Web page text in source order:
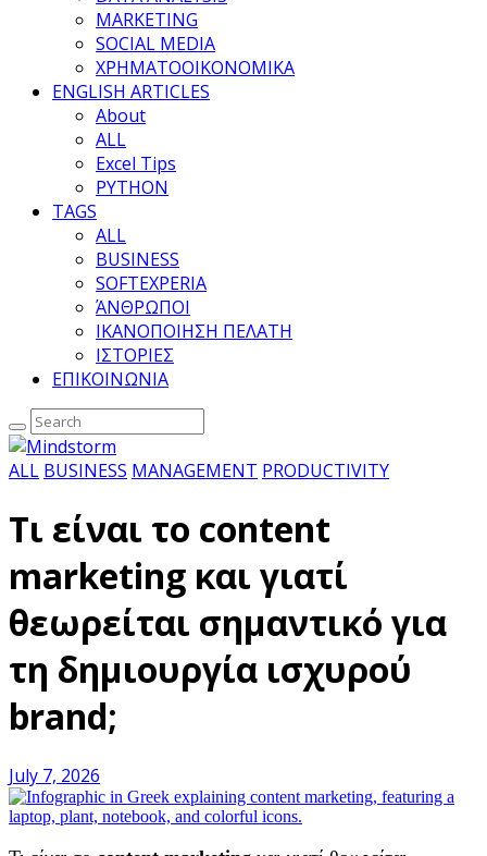
MARKETING
SOCIAL MEDIA
ΧΡΗΜΑΤΟΟΙΚΟΝΟΜΙΚΑ
ENGLISH ARTICLES
About
ALL
Excel Tips
PYTHON
TAGS
ALL
BUSINESS
SOFTEXPERIA
ΆΝΘΡΩΠΟΙ
ΙΚΑΝΟΠΟΙΗΣΗ ΠΕΛΑΤΗ
ΙΣΤΟΡΙΕΣ
ΕΠΙΚΟΙΝΩΝΙΑ
ALL BUSINESS MANAGEMENT PRODUCTIVITY
Τι είναι το content
marketing και γιατί
θεωρείται σημαντικό για
τη δημιουργία ισχυρού
brand;
July 7, 2026